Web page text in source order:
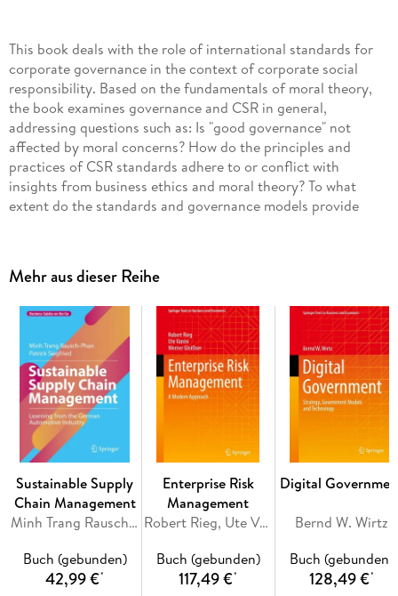
This book deals with the role of international standards for
corporate governance in the context of corporate social
responsibility. Based on the fundamentals of moral theory,
the book examines governance and CSR in general,
addressing questions such as: Is "good governance" not
affected by moral concerns? How do the principles and
practices of CSR standards adhere to or conflict with
insights from business ethics and moral theory? To what
extent do the standards and governance models provide
stakeholder engagement and transparency? The book
provides insightful and thought-provoking answers to these
and many other important questions concerning CSR
standards, and offers a valuable resource for practitioners,
academics and students at business schools and other
institutions.
Inhaltsverzeichnis
CSR and Corporate Governance. - Corporate Social
Responsibility and Ethical Values. - Reporting Corporate
Social Responsibility. -Instrumental Corporate Social
Responsibility.
Mehr aus dieser Reihe
Sustainable Supply
Chain Management
Minh Trang Rausch-Phan, Patrick Siegfried
Buch (gebunden)
42,99 €*
Enterprise Risk
Management
Robert Rieg, Ute Vanini, Werner Gleißner
Buch (gebunden)
117,49 €*
Digital
Bernd W. Wirtz
Buch (gebunden)
128,49 €*